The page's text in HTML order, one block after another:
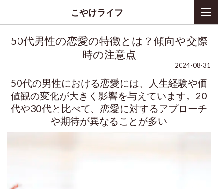
こやけライフ
50代男性の恋愛の特徴とは？傾向や交際
時の注意点
2024-08-31
50代の男性における恋愛には、人生経験や価
値観の変化が大きく影響を与えています。20
代や30代と比べて、恋愛に対するアプローチ
や期待が異なることが多い